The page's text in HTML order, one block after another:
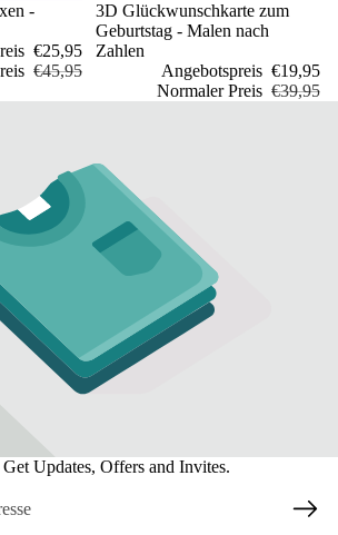
-
€25,95
€45,95
Sale
3D Glückwunschkarte zum
Geburtstag - Malen nach
Zahlen
Angebotspreis €19,95
Normaler Preis €39,95
Updates, Offers and Invites.